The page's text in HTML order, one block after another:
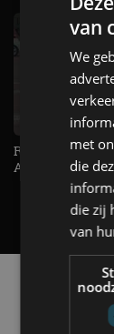
Raad jij onze
AutoRAI TV
Selecteer
van
We
met
die
die zij
van